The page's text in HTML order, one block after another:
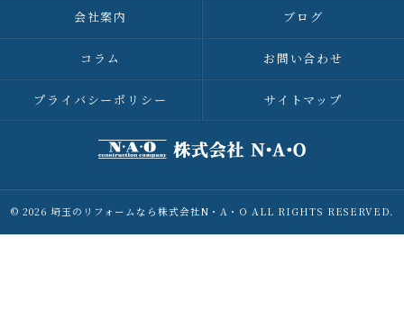
会社案内 ブログ
コラム お問い合わせ
プライバシーポリシー サイトマップ
© 2026 埼玉のリフォームなら株式会社N・A・O ALL RIGHTS RESERVED.